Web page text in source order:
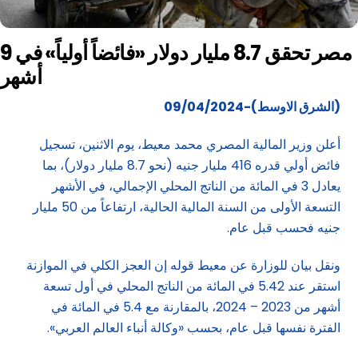
مصر تحقق 8.7 مليار دولار «فائضاً أولياً» في 9
أشهر
(الشرق الاوسط)-09/04/2024
أعلن وزير المالية المصري محمد معيط، يوم الاثنين، تسجيل
فائض أولي قدره 416 مليار جنيه (نحو 8.7 مليار دولار)، بما
يعادل 3 في المائة من الناتج المحلي الإجمالي، في الأشهر
التسعة الأولى من السنة المالية الحالية، ارتفاعاً من 50 مليار
جنيه فحسب قبل عام.
ونقل بيان للوزارة عن معيط قوله إن العجز الكلي في الموازنة
استقر عند 5.42 في المائة من الناتج المحلي في أول تسعة
أشهر من 2023 – 2024، بالمقارنة مع 5.4 في المائة في
الفترة نفسها قبل عام، بحسب «وكالة أنباء العالم العربي».